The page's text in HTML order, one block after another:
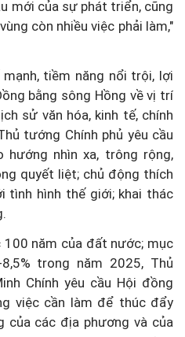
mới của sự phát triển, cũng
còn nhiều việc phải làm,"
tiềm năng nổi trội, lợi
bằng sông Hồng về vị trí
sử văn hóa, kinh tế, chính
tướng Chính phủ yêu cầu
nhìn xa, trông rộng,
quyết liệt; chủ động thích
tình hình thế giới; khai thác
năm của đất nước; mục
trong năm 2025, Thủ
Chính yêu cầu Hội đồng
việc cần làm để thúc đẩy
các địa phương và của